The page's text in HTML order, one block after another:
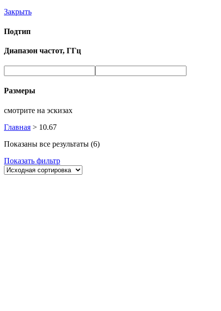
Закрыть
Подтип
Диапазон частот, ГГц
Размеры
смотрите на эскизах
Главная > 10.67
Показаны все результаты (6)
Показать фильтр